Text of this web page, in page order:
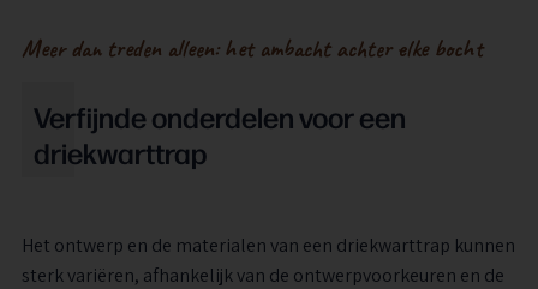
Meer dan treden alleen: het ambacht achter elke bocht
Verfijnde onderdelen voor een
driekwarttrap
Het ontwerp en de materialen van een driekwarttrap kunnen
sterk variëren, afhankelijk van de ontwerpvoorkeuren en de